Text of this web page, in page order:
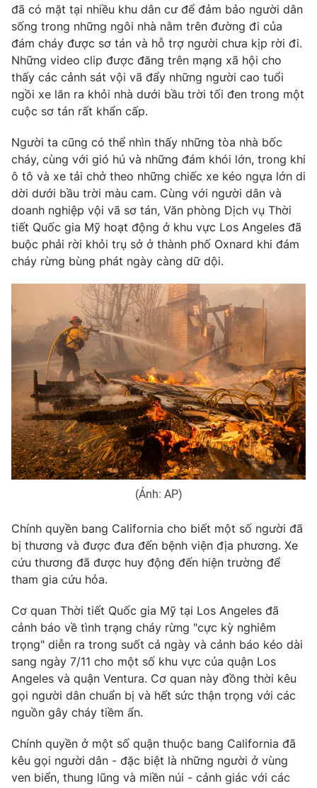
Cơ quan báo chí:Thời báo VTV
Giấy phép hoạt động báo in và báo điện tử số 483/GP-BTTTT
cấp ngày 29/12/2023
Tổng Biên tập: Vũ Thanh Thủy
Phó Tổng Biên tập:Nguyễn Thị Mỹ Hạnh, Phạm Quốc Thắng,
Nguyễn Trọng Ninh
Tổng đài VTV: 024.38 355 931 - 024.38 355 932
Ðiện thoại Thời báo VTV:
024.66 897 897
Email: toasoan@vtv.vn
Liên hệ quảng cáo:024-7300.7108
® Cấm sao chép dưới mọi hình thức nếu không có sự chấp
thuận bằng văn bản. Ghi rõ nguồn VTV.vn khi phát hành lại
thông tin từ website này.
đã có mặt tại nhiều khu dân cư để đảm bảo người dân
sống trong những ngôi nhà nằm trên đường đi của
đám cháy được sơ tán và hỗ trợ người chưa kịp rời đi.
Những video clip được đăng trên mạng xã hội cho
thấy các cảnh sát vội vã đẩy những người cao tuổi
ngồi xe lăn ra khỏi nhà dưới bầu trời tối đen trong một
cuộc sơ tán rất khẩn cấp.
Người ta cũng có thể nhìn thấy những tòa nhà bốc
cháy, cùng với gió hú và những đám khói lớn, trong khi
ô tô và xe tải chở theo những chiếc xe kéo ngựa lớn di
dời dưới bầu trời màu cam. Cùng với người dân và
doanh nghiệp vội vã sơ tán, Văn phòng Dịch vụ Thời
tiết Quốc gia Mỹ hoạt động ở khu vực Los Angeles đã
buộc phải rời khỏi trụ sở ở thành phố Oxnard khi đám
cháy rừng bùng phát ngày càng dữ dội.
(Ảnh: AP)
Chính quyền bang California cho biết một số người đã
bị thương và được đưa đến bệnh viện địa phương. Xe
cứu thương đã được huy động đến hiện trường để
tham gia cứu hỏa.
Cơ quan Thời tiết Quốc gia Mỹ tại Los Angeles đã
cảnh báo về tình trạng cháy rừng "cực kỳ nghiêm
trọng" diễn ra trong suốt cả ngày và cảnh báo kéo dài
sang ngày 7/11 cho một số khu vực của quận Los
Angeles và quận Ventura. Cơ quan này đồng thời kêu
gọi người dân chuẩn bị và hết sức thận trọng với các
nguồn gây cháy tiềm ẩn.
Chính quyền ở một số quận thuộc bang California đã
kêu gọi người dân - đặc biệt là những người ở vùng
ven biển, thung lũng và miền núi - cảnh giác với các